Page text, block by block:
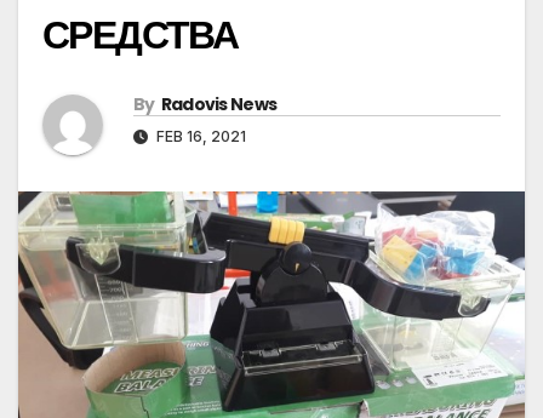
СРЕДСТВА
By Radovis News
FEB 16, 2021